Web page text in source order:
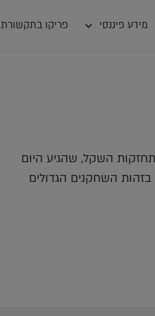
מידע פיננסי פריקו בתקשורת
השקל, שהגיע היום
בזהות השחקנים הגדולים